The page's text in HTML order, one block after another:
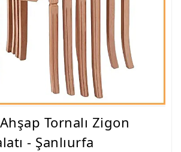
İmalatı, Modelleri
İmalatı, Modelleri
Sehpa İmalatı, Modelleri
Yan Sehpa İmalatı, Modelleri
İmalatı, Modelleri
Tornalı Zigon
- Şanlıurfa